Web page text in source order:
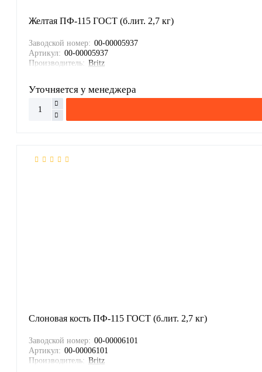
Желтая ПФ-115 ГОСТ (б.лит. 2,7 кг)
Заводской номер: 00-00005937
Артикул: 00-00005937
Производитель: Britz
Уточняется у менеджера
Слоновая кость ПФ-115 ГОСТ (б.лит. 2,7 кг)
Заводской номер: 00-00006101
Артикул: 00-00006101
Производитель: Britz